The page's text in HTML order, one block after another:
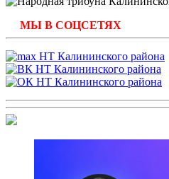
МЫ В СОЦСЕТЯХ